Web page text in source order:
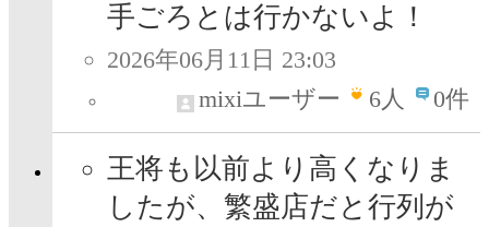
手ごろとは行かないよ！
2026年06月11日 23:03
mixiユーザー
6人 0件
王将も以前より高くなりま
したが、繁盛店だと行列が